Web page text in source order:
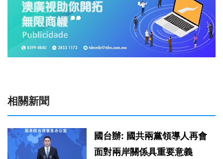
相關新聞
國台辦: 國共兩黨領導人再會
面對兩岸關係具重要意義